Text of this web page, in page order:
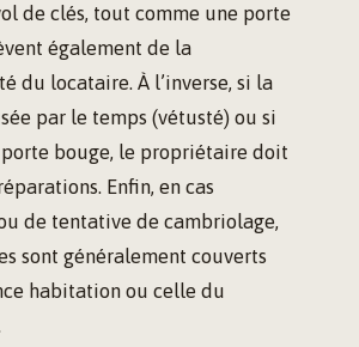
de clés, tout comme une porte
également de la
du locataire. À l’inverse, si la
par le temps (vétusté) ou si
bouge, le propriétaire doit
Enfin, en cas
de tentative de cambriolage,
sont généralement couverts
habitation ou celle du